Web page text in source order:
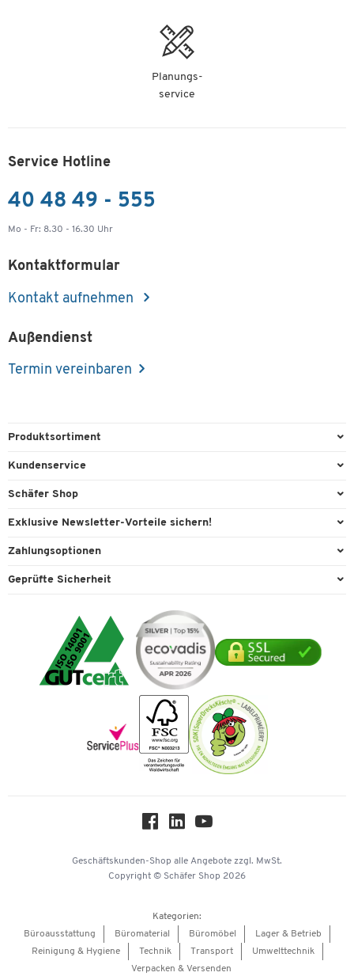
Planungs-
service
Service Hotline
40 48 49 - 555
Mo - Fr: 8.30 - 16.30 Uhr
Kontaktformular
Kontakt aufnehmen
Außendienst
Termin vereinbaren
Produktsortiment
Büroausstattung
Reinigung & Hygiene
Technik
Umwelttechnik
Verpacken & Versenden
Kundenservice
Direktbestellung
Lieferinformationen
Rufnummernüberblick
Tinte / Toner
Vertrag widerrufen
Schäfer Shop
AGB
Cookie-Einstellungen
Geschichte
Impressum
Karriere
Exklusive Newsletter-Vorteile sichern!
Willkommensgeschenk
Expertenwissen
Zahlungsoptionen
Paypal
Mastercard
Vorkasse
Geprüfte Sicherheit
Geschäftskunden-Shop alle Angebote zzgl. MwSt.
Copyright © Schäfer Shop 2026
Kategorien:
Büroausstattung
Büromaterial Büromöbel
Lager & Betrieb
Reinigung & Hygiene
Technik Transport
Umwelttechnik
Verpacken & Versenden